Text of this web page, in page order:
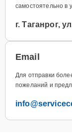
самостоятельно в
г. Таганрог,
Email
Для отправки
пожеланий и